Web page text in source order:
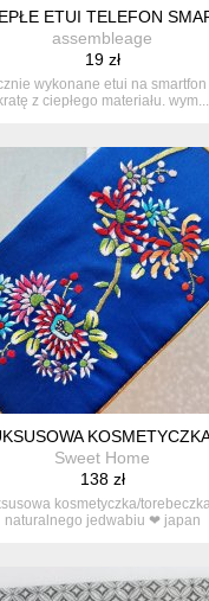
ETUI TELEFON
assembleage
19 zł
wykonane etui na smartfon
z ciepłego materiału. wym...
❤ 100% ORYGINAŁ ❤
Sweet Home
138 zł
kosmetyczka/
naturalnego jedwabiu ❤ japan